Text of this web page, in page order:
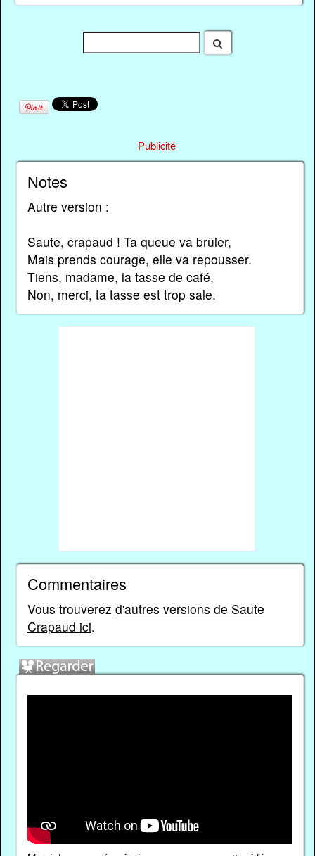
Publicité
Notes
Autre version :
Saute, crapaud ! Ta queue va brûler,
Mais prends courage, elle va repousser.
Tiens, madame, la tasse de café,
Non, merci, ta tasse est trop sale.
Commentaires
Vous trouverez d'autres versions de Saute
Crapaud ici.